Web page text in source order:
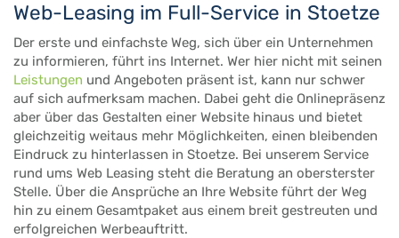
Web-Leasing im Full-Service in Stoetze
Der erste und einfachste Weg, sich über ein Unternehmen
zu informieren, führt ins Internet. Wer hier nicht mit seinen
Leistungen und Angeboten präsent ist, kann nur schwer
auf sich aufmerksam machen. Dabei geht die Onlinepräsenz
aber über das Gestalten einer Website hinaus und bietet
gleichzeitig weitaus mehr Möglichkeiten, einen bleibenden
Eindruck zu hinterlassen in Stoetze. Bei unserem Service
rund ums Web Leasing steht die Beratung an obersterster
Stelle. Über die Ansprüche an Ihre Website führt der Weg
hin zu einem Gesamtpaket aus einem breit gestreuten und
erfolgreichen Werbeauftritt.